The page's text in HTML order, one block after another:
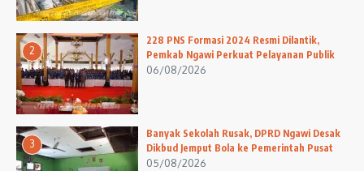
2
228 PNS Formasi 2024 Resmi Dilantik,
Pemkab Ngawi Perkuat Pelayanan Publik
06/08/2026
3
Banyak Sekolah Rusak, DPRD Ngawi Desak
Dikbud Jemput Bola ke Pemerintah Pusat
05/08/2026